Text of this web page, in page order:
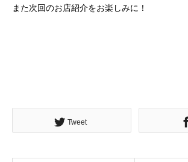
また次回のお店紹介をお楽しみに！
Tweet